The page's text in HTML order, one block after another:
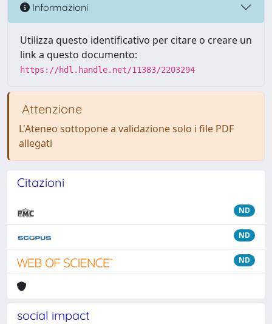
Informazioni
Utilizza questo identificativo per citare o creare un
link a questo documento:
https://hdl.handle.net/11383/2203294
Attenzione
L'Ateneo sottopone a validazione solo i file PDF
allegati
Citazioni
ND
ND
ND
social impact